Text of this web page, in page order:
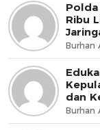
Polda
Ribu
Burhan
dan
Burhan